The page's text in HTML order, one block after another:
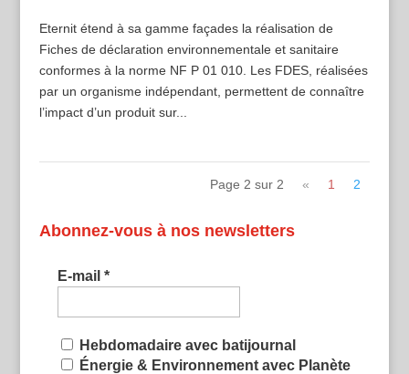
Eternit étend à sa gamme façades la réalisation de
Fiches de déclaration environnementale et sanitaire
conformes à la norme NF P 01 010. Les FDES, réalisées
par un organisme indépendant, permettent de connaître
l’impact d’un produit sur...
Page 2 sur 2 « 1 2
Abonnez-vous à nos newsletters
E-mail *
Hebdomadaire avec batijournal
Énergie & Environnement avec Planète